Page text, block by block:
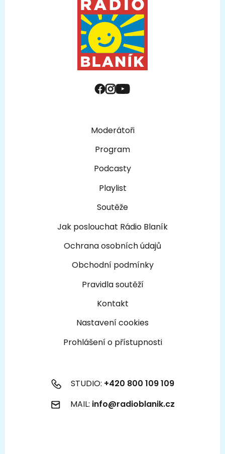
Moderátoři
Program
Podcasty
Playlist
Soutěže
Jak poslouchat Rádio Blaník
Ochrana osobních údajů
Obchodní podmínky
Pravidla soutěží
Kontakt
Nastavení cookies
Prohlášení o přístupnosti
STUDIO: +420 800 109 109
MAIL: info@radioblanik.cz